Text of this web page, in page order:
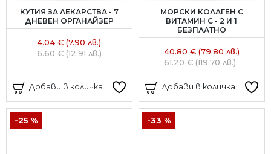
КУТИЯ ЗА ЛЕКАРСТВА - 7
ДНЕВЕН ОРГАНАЙЗЕР
4.04 € (7.90 лв.)
6.60 € (12.91 лв.)
Добави в количка
МОРСКИ КОЛАГЕН С
ВИТАМИН С - 2 И 1
БЕЗПЛАТНО
40.80 € (79.80 лв.)
61.20 € (119.70 лв.)
Добави в количка
-25 % -33 %